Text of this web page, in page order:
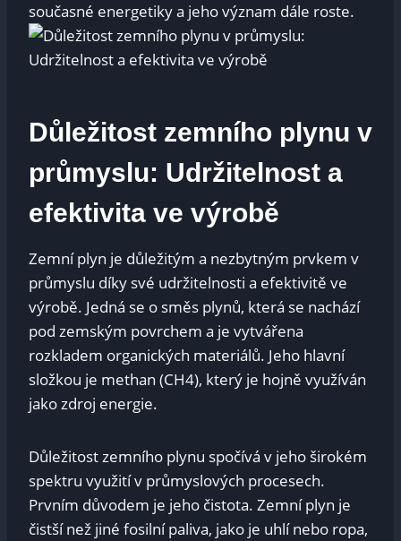
⁢současné energetiky ‌a jeho ‌význam dále roste.
Důležitost ‌zemního plynu v
⁣průmyslu: Udržitelnost a
efektivita ve výrobě
Zemní plyn je důležitým a nezbytným prvkem v
průmyslu‍ díky‌ své‌ udržitelnosti a efektivitě ve
⁤výrobě. Jedná se o ‍směs plynů, která ⁢se nachází
pod zemským‌ povrchem a je vytvářena
rozkladem organických materiálů. Jeho hlavní
složkou ⁢je⁣ methan ⁤(CH4), který je hojně využíván
jako zdroj energie.
Důležitost⁤ zemního ‍plynu spočívá v jeho širokém
⁣spektru‌ využití⁢ v průmyslových procesech.
Prvním‌ důvodem je jeho čistota. Zemní plyn je
⁣čistší než jiné fosilní paliva, jako je ‌uhlí nebo ropa,